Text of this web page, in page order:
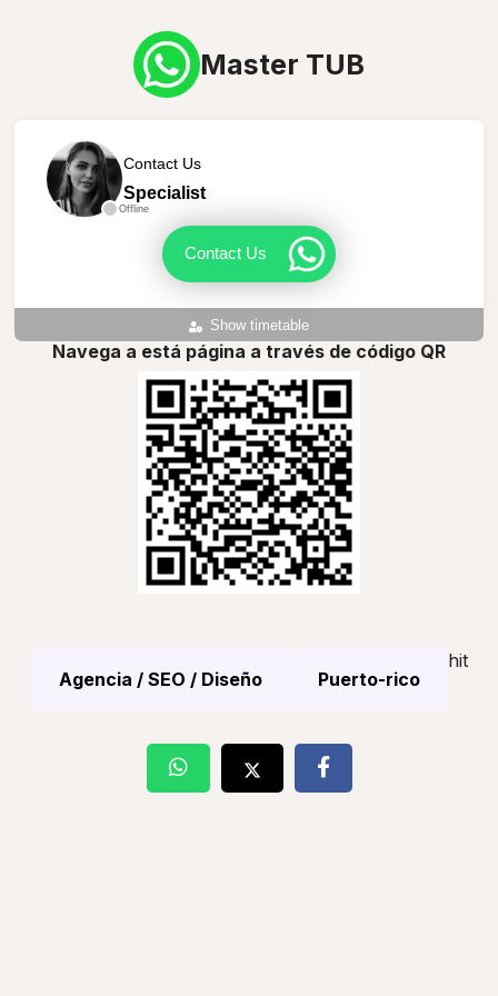
Master TUB
Offline
Contact Us
Specialist
Contact Us
Show timetable
Navega a está página a través de código QR
Agencia / SEO / Diseño Puerto-rico
hit